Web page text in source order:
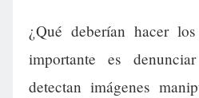
¿Qué deberían hacer
importante es
detectan imágenes